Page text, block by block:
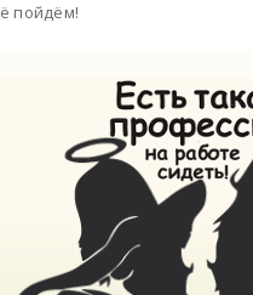
пойдём!